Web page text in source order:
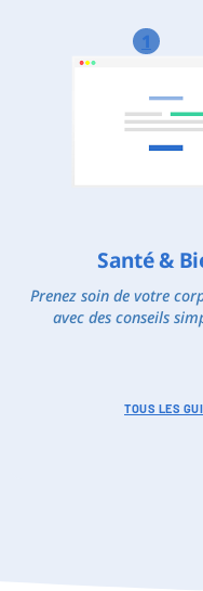
1
Santé &
Prenez soin de votre
avec des conseils
TOUS LES